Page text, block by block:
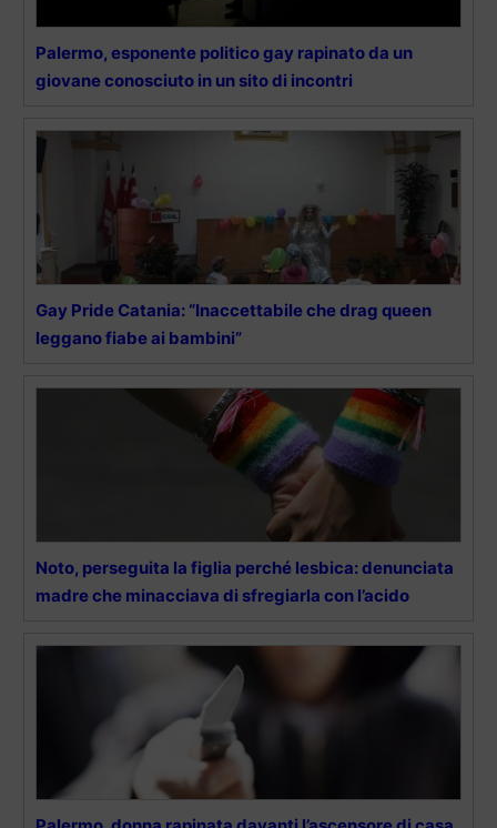
Palermo, esponente politico gay rapinato da un
giovane conosciuto in un sito di incontri
Gay Pride Catania: “Inaccettabile che drag queen
leggano fiabe ai bambini”
Noto, perseguita la figlia perché lesbica: denunciata
madre che minacciava di sfregiarla con l’acido